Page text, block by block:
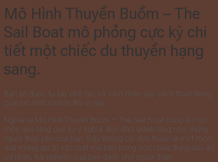
-
The
Sail
Boat
số
lượng
Mô Hình Thuyền Buồm – The
Sail Boat mô phỏng cực kỳ chi
tiết một chiếc du thuyền hạng
sang.
Bạn sẽ được tự tay chế tạo và cảm nhận quy cách hoạt động
của mô hình cơ học thú vị này.
Ngoài ra Mô Hình Thuyền Buồm – The Sail Boat cũng là một
món quà tặng cực kỳ ý nghĩa, độc đáo giành tặng cho những
người thân yêu của bạn. Đây không chỉ đơn thuần là một món
quà mang giá trị vật chất mà bên trong còn chứa đựng dấu ấn
cá nhân, trải nghiệm của bạn dành cho người thân.